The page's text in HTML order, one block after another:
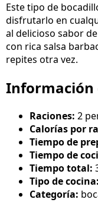
Este tipo de
disfrutarlo en
al delicioso sabor
con rica salsa
repites otra vez.
Información
Raciones: 2
Calorías por
Tiempo de
Tiempo de
Tiempo total:
Tipo de cocina:
Categoría: